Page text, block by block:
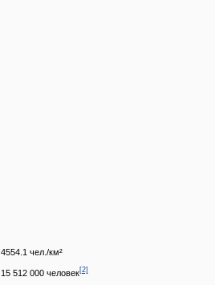
4554.1 чел./км²
15 512 000человек[2]